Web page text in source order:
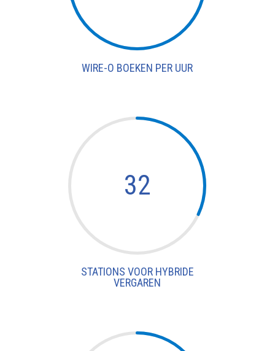
WIRE-O BOEKEN PER UUR
32
STATIONS VOOR HYBRIDE
VERGAREN